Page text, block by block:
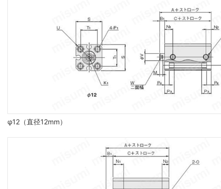
φ12（直径12mm）